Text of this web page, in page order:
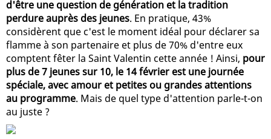
d'être une question de génération et la tradition
perdure auprès des jeunes. En pratique, 43%
considèrent que c'est le moment idéal pour déclarer sa
flamme à son partenaire et plus de 70% d'entre eux
comptent fêter la Saint Valentin cette année ! Ainsi, pour
plus de 7 jeunes sur 10, le 14 février est une journée
spéciale, avec amour et petites ou grandes attentions
au programme. Mais de quel type d'attention parle-t-on
au juste ?